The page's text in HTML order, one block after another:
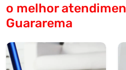
o melhor
Guararema